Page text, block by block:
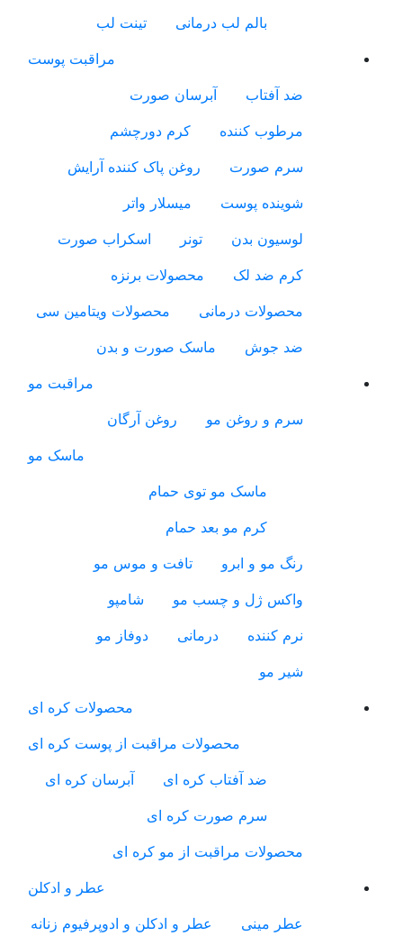
بالم لب درمانی
تینت لب
مراقبت پوست
ضد آفتاب
آبرسان صورت
مرطوب کننده
کرم دورچشم
سرم صورت
روغن پاک کننده آرایش
شوینده پوست
میسلار واتر
لوسیون بدن
تونر
اسکراب صورت
کرم ضد لک
محصولات برنزه
محصولات درمانی
محصولات ویتامین سی
ضد جوش
ماسک صورت و بدن
مراقبت مو
سرم و روغن مو
روغن آرگان
ماسک مو
ماسک مو توی حمام
کرم مو بعد حمام
رنگ مو و ابرو
تافت و موس مو
واکس ژل و چسب مو
شامپو
نرم کننده
درمانی
دوفاز مو
شیر مو
محصولات کره ای
محصولات مراقبت از پوست کره ای
ضد آفتاب کره ای
آبرسان کره ای
سرم صورت کره ای
محصولات مراقبت از مو کره ای
عطر و ادکلن
عطر مینی
عطر و ادکلن و ادوپرفیوم زنانه